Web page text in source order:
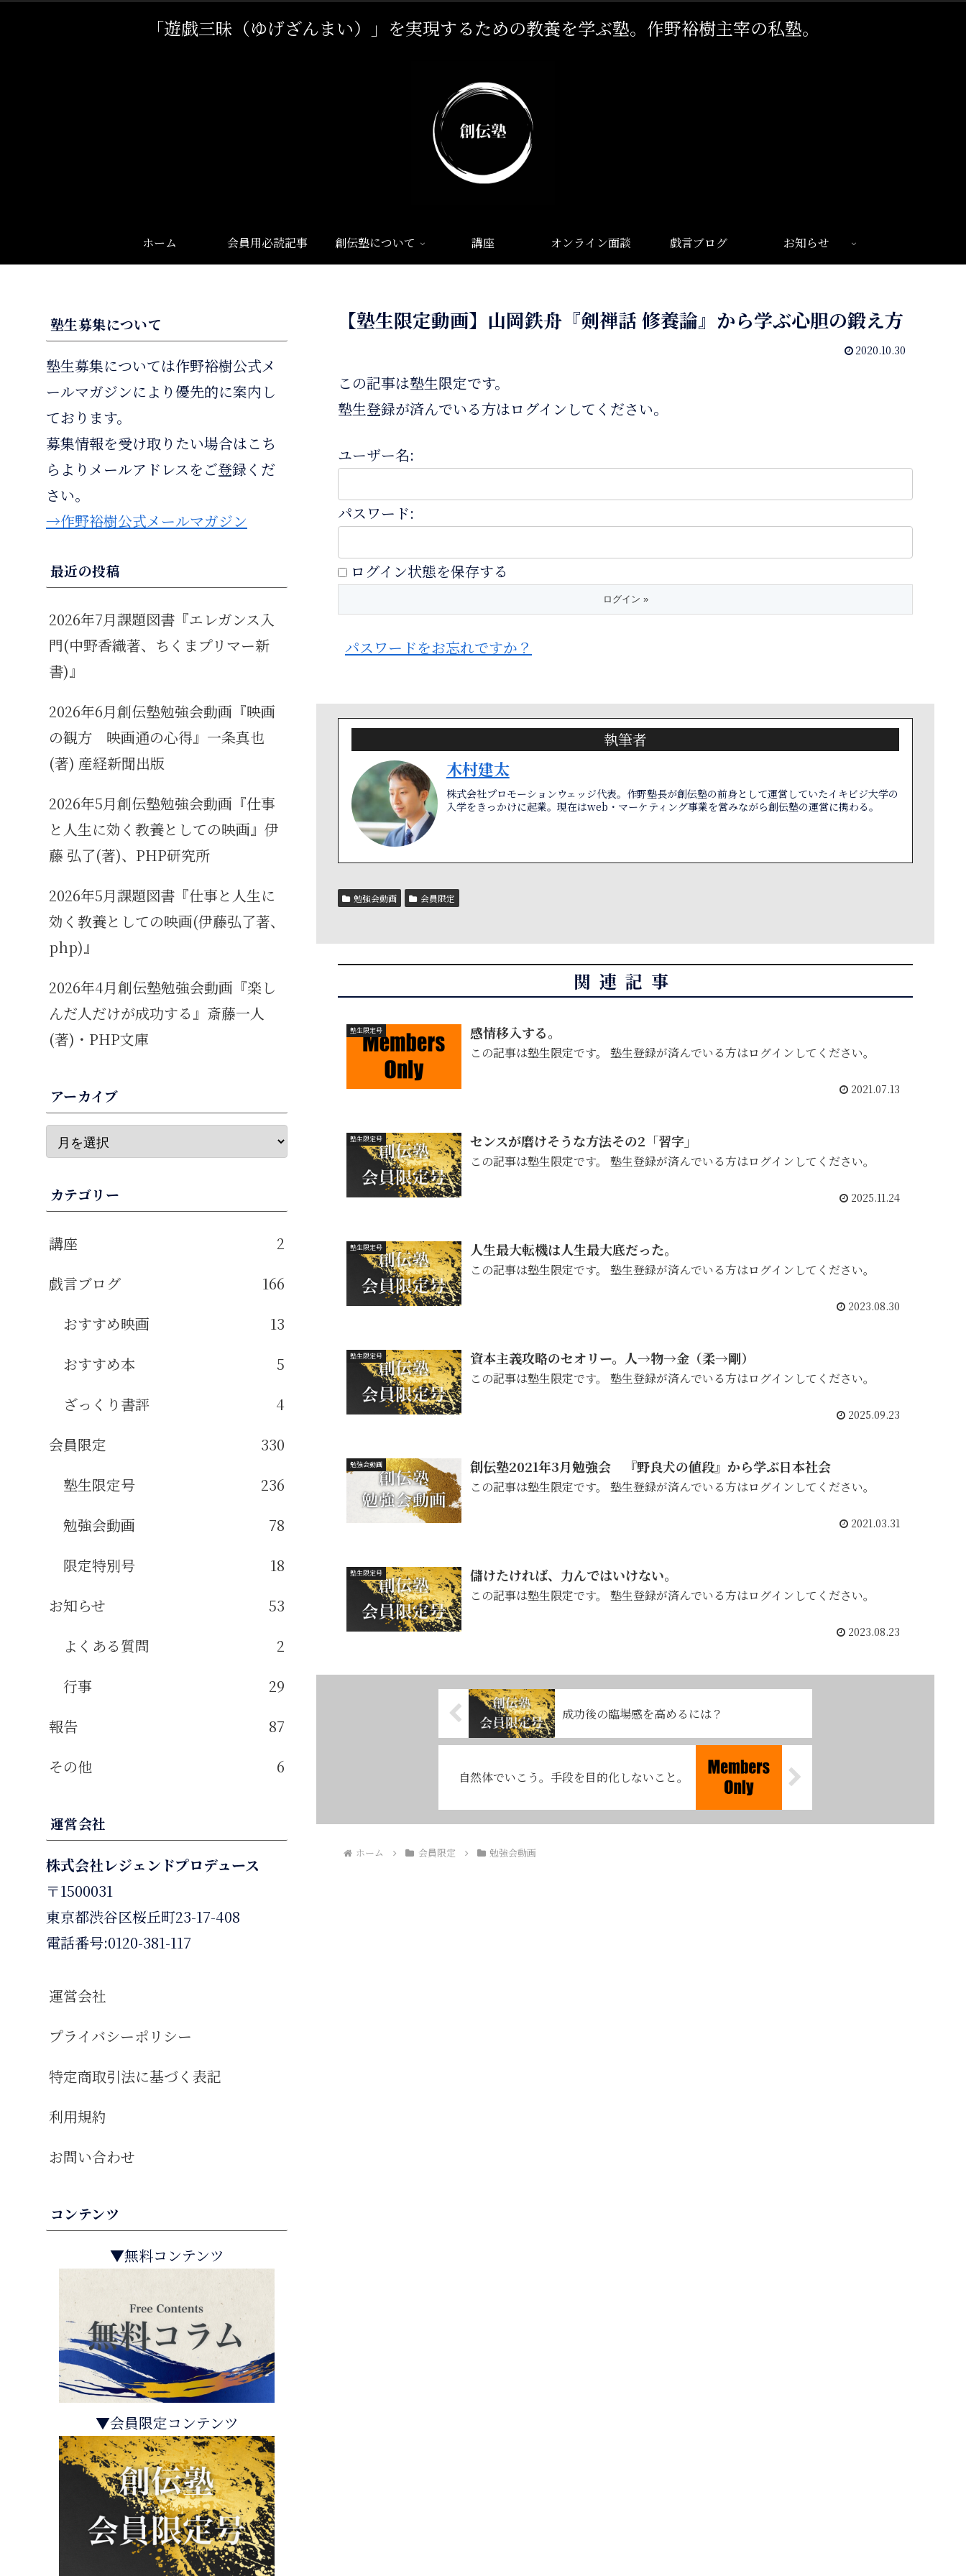
「遊戯三昧（ゆげざんまい）」を実現するための教養を学ぶ塾。作野裕樹主宰の私塾。
ホーム 会員用必読記事 創伝塾について 講座 オンライン面談 戯言ブログ お知らせ
【塾生限定動画】山岡鉄舟『剣禅話 修養論』から学ぶ心胆の鍛え方
2020.10.30
この記事は塾生限定です。
塾生登録が済んでいる方はログインしてください。
ユーザー名:
パスワード:
ログイン状態を保存する
パスワードをお忘れですか？
執筆者
木村建太
株式会社プロモーションウェッジ代表。作野塾長が創伝塾の前身として運営していたイキビジ大学の
入学をきっかけに起業。現在はweb・マーケティング事業を営みながら創伝塾の運営に携わる。
勉強会動画 会員限定
関連記事
塾生限定号 感情移入する。
この記事は塾生限定です。 塾生登録が済んでいる方はログインしてください。
2021.07.13
塾生限定号 センスが磨けそうな方法その2「習字」
この記事は塾生限定です。 塾生登録が済んでいる方はログインしてください。
2025.11.24
塾生限定号 人生最大転機は人生最大底だった。
この記事は塾生限定です。 塾生登録が済んでいる方はログインしてください。
2023.08.30
塾生限定号 資本主義攻略のセオリー。人→物→金（柔→剛）
この記事は塾生限定です。 塾生登録が済んでいる方はログインしてください。
2025.09.23
勉強会動画 創伝塾2021年3月勉強会 『野良犬の値段』から学ぶ日本社会
この記事は塾生限定です。 塾生登録が済んでいる方はログインしてください。
2021.03.31
塾生限定号 儲けたければ、力んではいけない。
この記事は塾生限定です。 塾生登録が済んでいる方はログインしてください。
2023.08.23
成功後の臨場感を高めるには？
自然体でいこう。手段を目的化しないこと。
ホーム 会員限定 勉強会動画
塾生募集について
塾生募集については作野裕樹公式メ
ールマガジンにより優先的に案内し
ております。
募集情報を受け取りたい場合はこち
らよりメールアドレスをご登録くだ
さい。
→作野裕樹公式メールマガジン
最近の投稿
2026年7月課題図書『エレガンス入
門(中野香織著、ちくまプリマー新
書)』
2026年6月創伝塾勉強会動画『映画
の観方 映画通の心得』一条真也
(著) 産経新聞出版
2026年5月創伝塾勉強会動画『仕事
と人生に効く教養としての映画』伊
藤 弘了(著)、PHP研究所
2026年5月課題図書『仕事と人生に
効く教養としての映画(伊藤弘了著、
php)』
2026年4月創伝塾勉強会動画『楽し
んだ人だけが成功する』斎藤一人
(著)・PHP文庫
アーカイブ
カテゴリー
講座
2
戯言ブログ
166
おすすめ映画
13
おすすめ本
5
ざっくり書評
4
会員限定
330
塾生限定号
236
勉強会動画
78
限定特別号
18
お知らせ
53
よくある質問
2
行事
29
報告
87
その他
6
運営会社
株式会社レジェンドプロデュース
〒1500031
東京都渋谷区桜丘町23-17-408
電話番号:0120-381-117
運営会社
プライバシーポリシー
特定商取引法に基づく表記
利用規約
お問い合わせ
コンテンツ
▼無料コンテンツ
▼会員限定コンテンツ